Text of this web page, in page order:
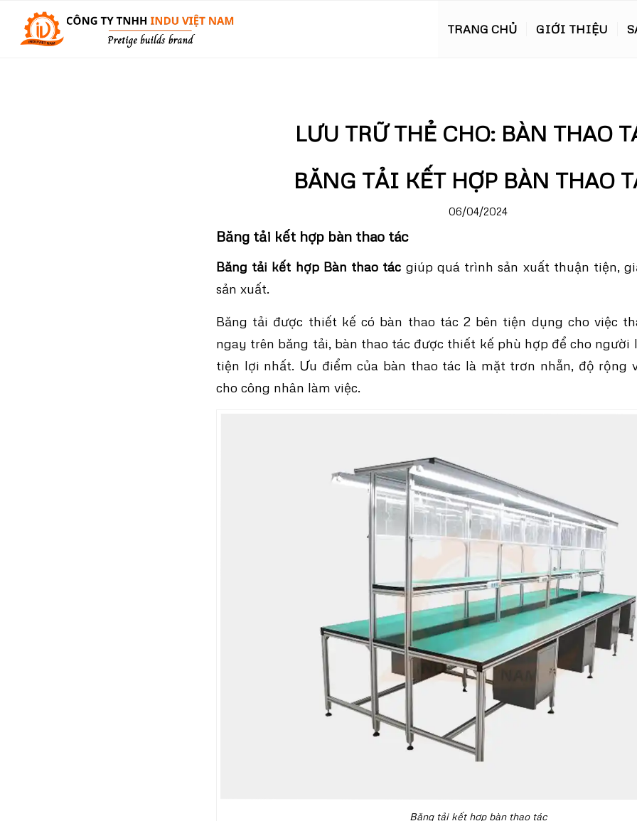
TRANG CHỦ GIỚI THIỆU
LƯU TRỮ THẺ CHO: BÀN THAO
BĂNG TẢI KẾT HỢP BÀN THAO
06/04/2024
Băng tải kết hợp bàn thao tác
Băng tải kết hợp Bàn thao tác giúp quá trình sản xuất thuận tiện,
sản xuất.
Băng tải được thiết kế có bàn thao tác 2 bên tiện dụng cho việc
ngay trên băng tải, bàn thao tác được thiết kế phù hợp để cho người
tiện lợi nhất. Ưu điểm của bàn thao tác là mặt trơn nhẵn, độ rộng
cho công nhân làm việc.
Băng tải kết hợp bàn thao tác